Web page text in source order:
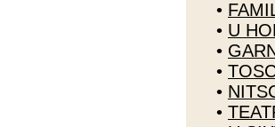
•
• U
•
•
•
•